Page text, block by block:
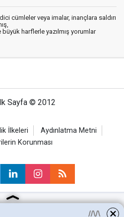
cümleler veya imalar, inançlara saldırı
harflerle yazılmış yorumlar
Sayfa © 2012
İlkeleri
Aydınlatma Metni
Korunması